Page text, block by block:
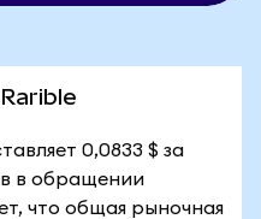
Rarible
0,0833 $ за
в обращении
что общая рыночная